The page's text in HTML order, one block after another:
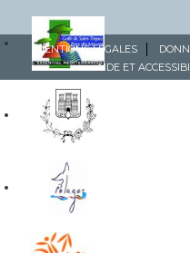
MENTIONS LÉGALES
AIDE ET